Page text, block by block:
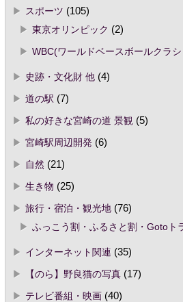
スポーツ (105)
東京オリンピック (2)
WBC(ワールドベースボールクラ
史跡・文化財 他(4)
道の駅 (7)
私の好きな宮崎の道 景観 (5)
宮崎駅周辺開発(6)
自然 (21)
生き物 (25)
旅行・宿泊・観光地(76)
ふっこう割・ふるさと割・Gotoト
インターネット関連 (35)
【のら】野良猫の写真(17)
テレビ番組・映画(40)